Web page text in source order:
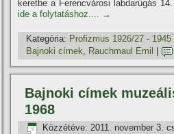
keretbe a Ferencvárosi labdarúgás
ide a folytatáshoz.... →
Kategória: Profizmus 1926/27 - 1945
Bajnoki cí­mek, Rauchmaul Emil
Bajnoki cí­mek
1968
Közzétéve: 2011. november 3.